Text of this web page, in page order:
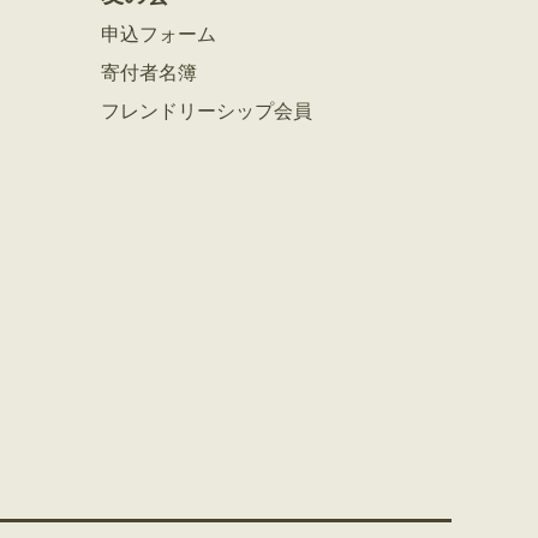
申込フォーム
寄付者名簿
フレンドリーシップ会員